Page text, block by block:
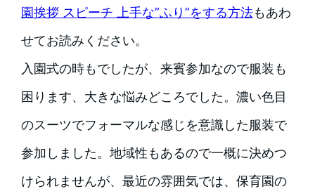
園挨拶 スピーチ 上手な”ふり”をする方法もあわ
せてお読みください。
入園式の時もでしたが、来賓参加なので服装も
困ります、大きな悩みどころでした。濃い色目
のスーツでフォーマルな感じを意識した服装で
参加しました。地域性もあるので一概に決めつ
けられませんが、最近の雰囲気では、保育園の